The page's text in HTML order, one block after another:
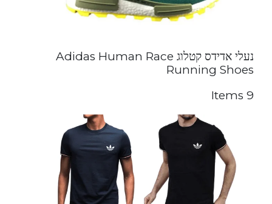
נעלי אדידס קטלוג Adidas Human Race
Running Shoes
9 Items